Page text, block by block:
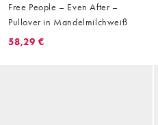
Free People – Even After –
Pullover in Mandelmilchweiß
58,29 €